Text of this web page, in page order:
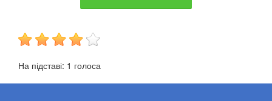
На підставі: 1 голоса